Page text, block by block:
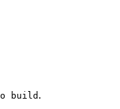
build .